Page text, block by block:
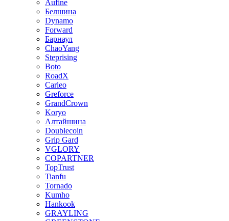
Aufine
Белшина
Dynamo
Forward
Барнаул
ChaoYang
Steprising
Boto
RoadX
Carleo
Greforce
GrandCrown
Koryo
Алтайшина
Doublecoin
Grip Gard
VGLORY
COPARTNER
TopTrust
Tianfu
Tornado
Kumho
Hankook
GRAYLING